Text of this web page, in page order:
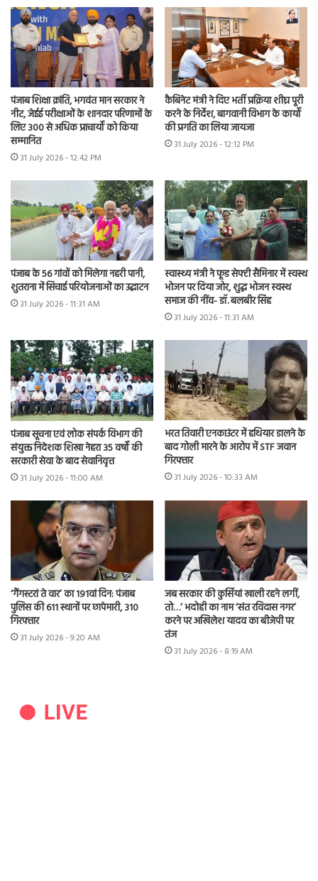
पंजाब शिक्षा क्रांति, भगवंत मान सरकार ने
नीट, जेईई परीक्षाओं के शानदार परिणामों के
लिए 300 से अधिक प्राचार्यों को किया
सम्मानित
31 July 2026 - 12:42 PM
कैबिनेट मंत्री ने दिए भर्ती प्रक्रिया शीघ्र पूरी
करने के निर्देश, बागवानी विभाग के कार्यों
की प्रगति का लिया जायजा
31 July 2026 - 12:12 PM
पंजाब के 56 गांवों को मिलेगा नहरी पानी,
शुतराना में सिंचाई परियोजनाओं का उद्घाटन
31 July 2026 - 11:31 AM
स्वास्थ्य मंत्री ने फूड सेफ्टी सैमिनार में स्वस्थ
भोजन पर दिया जोर, शुद्ध भोजन स्वस्थ
समाज की नींव- डॉ. बलबीर सिंह
31 July 2026 - 11:31 AM
पंजाब सूचना एवं लोक संपर्क विभाग की
संयुक्त निदेशक शिखा नेहरा 35 वर्षों की
सरकारी सेवा के बाद सेवानिवृत्त
31 July 2026 - 11:00 AM
भरत तिवारी एनकाउंटर में हथियार डालने के
बाद गोली मारने के आरोप में STF जवान
गिरफ्तार
31 July 2026 - 10:33 AM
‘गैंगस्टरां ते वार’ का 191वां दिन: पंजाब
पुलिस की 611 स्थानों पर छापेमारी, 310
गिरफ्तार
31 July 2026 - 9:20 AM
जब सरकार की कुर्सियां खाली रहने लगीं,
तो…’ भदोही का नाम ‘संत रविदास नगर’
करने पर अखिलेश यादव का बीजेपी पर
तंज
31 July 2026 - 8:19 AM